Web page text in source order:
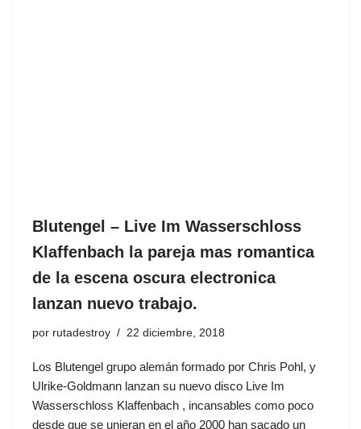
Blutengel ‎– Live Im Wasserschloss
Klaffenbach la pareja mas romantica
de la escena oscura electronica
lanzan nuevo trabajo.
por rutadestroy 22 diciembre, 2018
Los Blutengel grupo alemán formado por Chris Pohl, y
Ulrike-Goldmann lanzan su nuevo disco Live Im
Wasserschloss Klaffenbach , incansables como poco
desde que se unieran en el año 2000 han sacado un